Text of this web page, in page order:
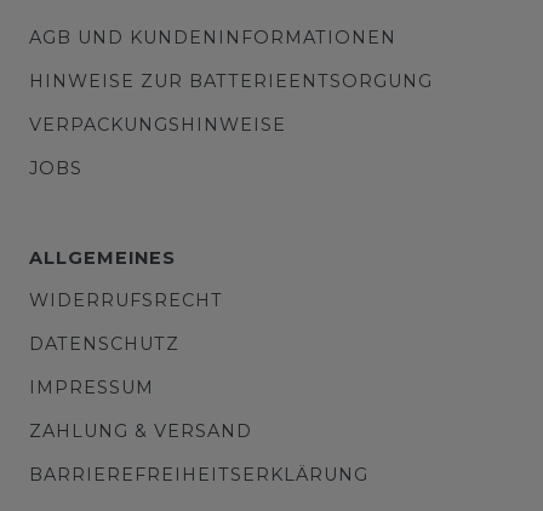
AGB UND KUNDENINFORMATIONEN
HINWEISE ZUR BATTERIEENTSORGUNG
VERPACKUNGSHINWEISE
JOBS
ALLGEMEINES
WIDERRUFSRECHT
DATENSCHUTZ
IMPRESSUM
ZAHLUNG & VERSAND
BARRIEREFREIHEITSERKLÄRUNG